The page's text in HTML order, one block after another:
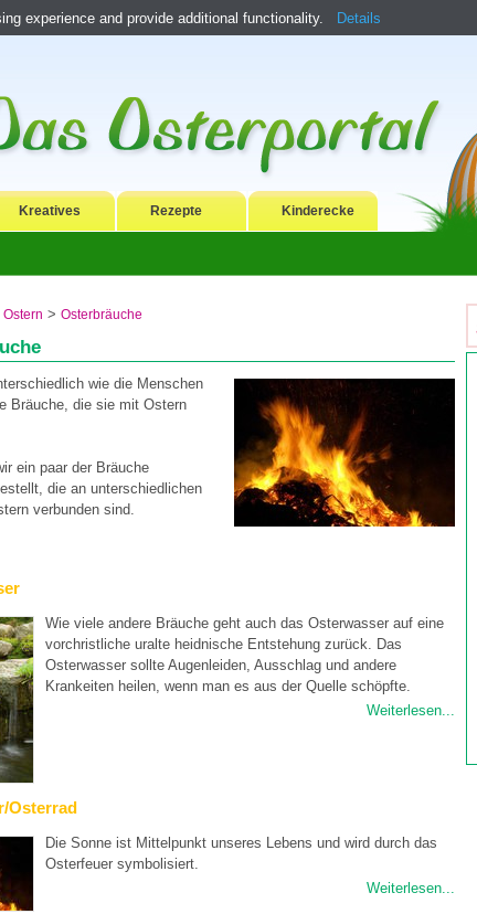
Kreatives Rezepte Kinderecke
Ostern > Osterbräuche
wie die Menschen
Bräuche, die sie mit Ostern
ein paar der Bräuche
die an unterschiedlichen
verbunden sind.
Wie viele andere Bräuche geht auch das Osterwasser auf eine
vorchristliche uralte heidnische Entstehung zurück. Das
Osterwasser sollte Augenleiden, Ausschlag und andere
Krankeiten heilen, wenn man es aus der Quelle schöpfte.
Weiterlesen...
Osterrad
Die Sonne ist Mittelpunkt unseres Lebens und wird durch das
Osterfeuer symbolisiert.
Weiterlesen...
experience and provide additional functionality. Details